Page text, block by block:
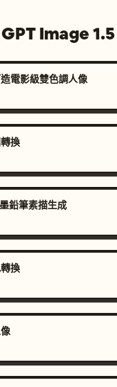
Image 1.5
造電影級雙色調人像
換
鉛筆素描生成
換